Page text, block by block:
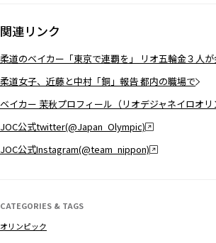
関連リンク
柔道のベイカー「東京で連覇を」 リオ五輪金３人が
柔道女子、近藤と中村「銅」報告 都内の職場で
ベイカー 茉秋プロフィール（リオデジャネイロオリ
JOC公式twitter(@Japan_Olympic)
JOC公式Instagram(@team_nippon)
CATEGORIES & TAGS
オリンピック